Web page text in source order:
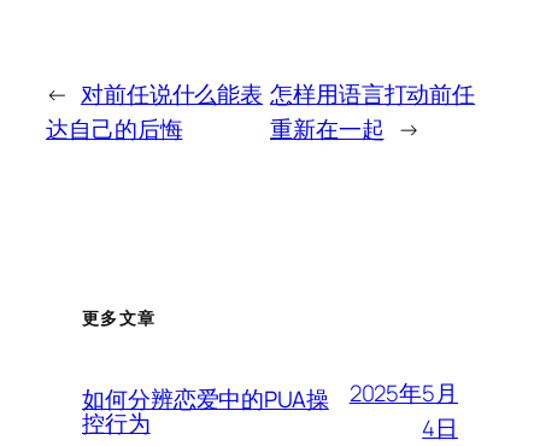
← 对前任说什么能表
达自己的后悔
怎样用语言打动前任
重新在一起 →
更多文章
如何分辨恋爱中的PUA操
控行为
2025年5月
4日